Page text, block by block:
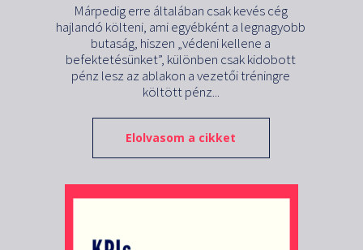
Márpedig erre általában csak kevés cég
hajlandó költeni, ami egyébként a legnagyobb
butaság, hiszen „védeni kellene a
befektetésünket”, különben csak kidobott
pénz lesz az ablakon a vezetői tréningre
költött pénz...
Elolvasom a cikket